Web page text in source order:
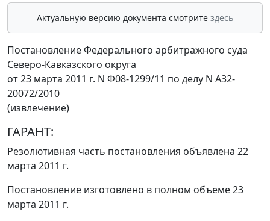
Актуальную версию документа смотрите здесь
Постановление Федерального арбитражного суда
Северо-Кавказского округа
от 23 марта 2011 г. N Ф08-1299/11 по делу N А32-
20072/2010
(извлечение)
ГАРАНТ:
Резолютивная часть постановления объявлена 22
марта 2011 г.
Постановление изготовлено в полном объеме 23
марта 2011 г.